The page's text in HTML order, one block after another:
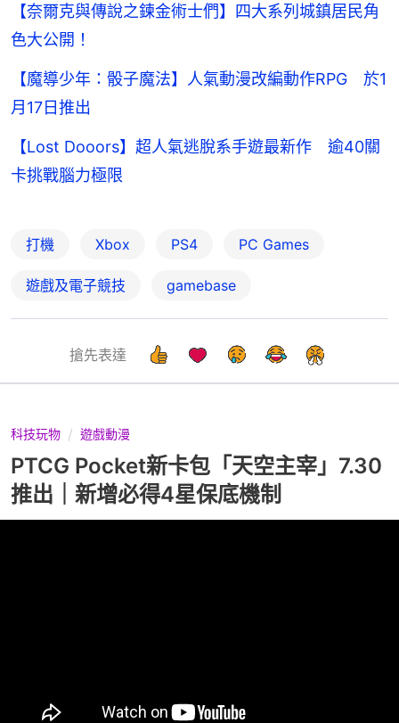
【奈爾克與傳說之鍊金術士們】四大系列城鎮居民角
色大公開！
【魔導少年：骰子魔法】人氣動漫改編動作RPG 於1
月17日推出
【Lost Dooors】超人氣逃脫系手遊最新作 逾40關
卡挑戰腦力極限
打機 Xbox PS4 PC Games
遊戲及電子競技 gamebase
搶先表達
科技玩物 遊戲動漫
PTCG Pocket新卡包「天空主宰」7.30
推出｜新增必得4星保底機制